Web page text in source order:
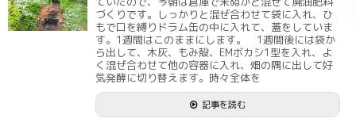
づくりです。しっかりと混ぜ合わせて袋に入れ、ひ
もで口を縛りドラム缶の中に入れて、蓋をしていま
す。1週間はこのままにします。 1週間後には袋か
ら出して、木灰、もみ殻、EMボカシ1型を入れ、よ
く混ぜ合わせて他の容器に入れ、畑の隅に出して好
気発酵に切り替えます。時々全体を
記事を読む